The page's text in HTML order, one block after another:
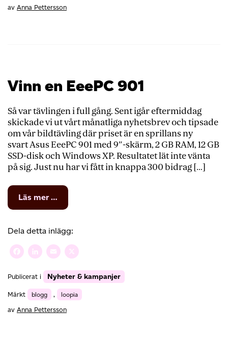
av Anna Pettersson
Vinn en EeePC 901
Så var tävlingen i full gång. Sent igår eftermiddag
skickade vi ut vårt månatliga nyhetsbrev och tipsade
om vår bildtävling där priset är en sprillans ny
svart Asus EeePC 901 med 9″-skärm, 2 GB RAM, 12 GB
SSD-disk och Windows XP. Resultatet lät inte vänta
på sig. Just nu har vi fått in knappa 300 bidrag […]
Läs mer …
Vinn
EeePC
901
Dela detta inlägg:
Facebook
LinkedIn
Email
Publicerat i Nyheter & kampanjer
Märkt blogg ,
loopia
av Anna Pettersson